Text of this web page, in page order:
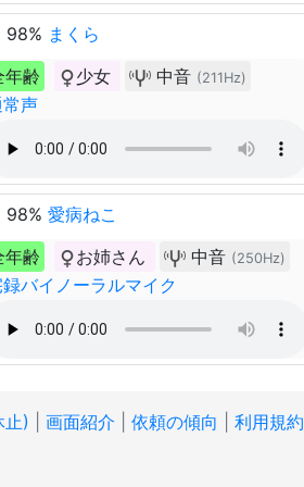
98% まくら
年齢
少女 中音 (211Hz)
声
98% 愛病ねこ
年齢
お姉さん 中音 (250Hz)
バイノーラルマイク
止) 画面紹介 依頼の傾向 利用規約